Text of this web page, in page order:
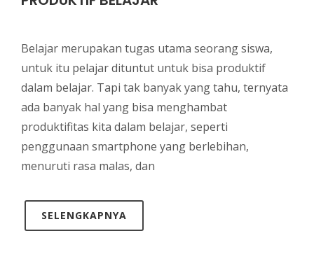
Belajar merupakan tugas utama seorang siswa,
untuk itu pelajar dituntut untuk bisa produktif
dalam belajar. Tapi tak banyak yang tahu, ternyata
ada banyak hal yang bisa menghambat
produktifitas kita dalam belajar, seperti
penggunaan smartphone yang berlebihan,
menuruti rasa malas, dan
SELENGKAPNYA